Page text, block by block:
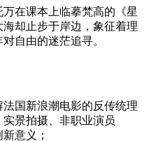
在课本上临摹梵高的《星
却止步于岸边，象征着理
自由的迷茫追寻。
法国新浪潮电影的反传统理
景拍摄、非职业演员
意义；